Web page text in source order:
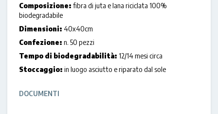
Composizione: fibra di juta e lana riciclata 100%
biodegradabile
Dimensioni: 40x40cm
Confezione: n. 50 pezzi
Tempo di biodegradabilità: 12/14 mesi circa
Stoccaggio: in luogo asciutto e riparato dal sole
DOCUMENTI